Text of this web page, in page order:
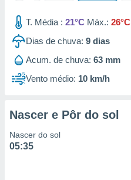
T. Média : 21°C Máx.: 26°C
Dias de chuva: 9 dias
Acum. de chuva: 63 mm
Vento médio: 10 km/h
Nascer e Pôr do sol
Nascer do sol
05:35